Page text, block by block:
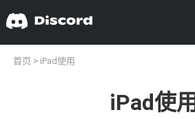
首页 > iPad使用
iPad使用